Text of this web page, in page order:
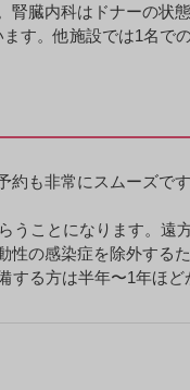
臓内科はドナーの状
す。他施設では1名で
も非常にスムーズです
ことになります。遠
の感染症を除外する
る方は半年〜1年ほど